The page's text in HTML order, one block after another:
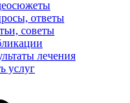
ответы
советы
лечения
услуг